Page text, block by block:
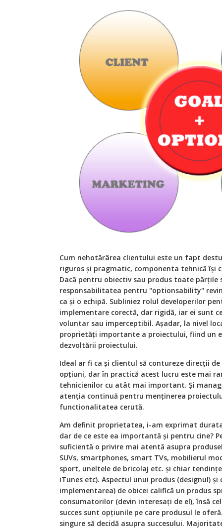
Cum nehotărârea clientului este un fapt
riguros și pragmatic, componenta tehnică își
Dacă pentru obiectiv sau produs toate părțile
responsabilitatea pentru "optionsability"
ca și o echipă. Subliniez rolul developerilor
implementare corectă, dar rigidă, iar ei sunt
voluntar sau imperceptibil. Așadar, la nivel
proprietăți importante a proiectului, fiind un
dezvoltării proiectului.
Ideal ar fi ca și clientul să contureze direcții
opțiuni, dar în practică acest lucru este mai
tehnicienilor cu atât mai important. Și
atenția continuă pentru menținerea
functionalitatea cerută.
Am definit proprietatea, i-am exprimat
dar de ce este ea importantă și pentru cine?
suficientă o privire mai atentă asupra
SUVs, smartphones, smart TVs, mobilierul
sport, uneltele de bricolaj etc. și chiar
iTunes etc). Aspectul unui produs (designul)
implementarea) de obicei califică un produs
consumatorilor (devin interesați de el), însă
succes sunt opțiunile pe care produsul le
singure să decidă asupra succesului.